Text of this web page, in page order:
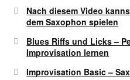
Nach diesem Video
dem Saxophon spielen
Blues Riffs und Licks –
Improvisation lernen
Improvisation Basic –